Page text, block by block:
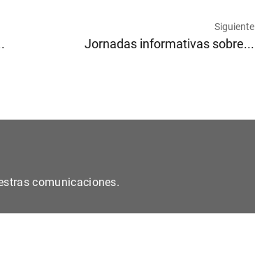
Siguiente
Jornadas informativas sobre...
comunicaciones.